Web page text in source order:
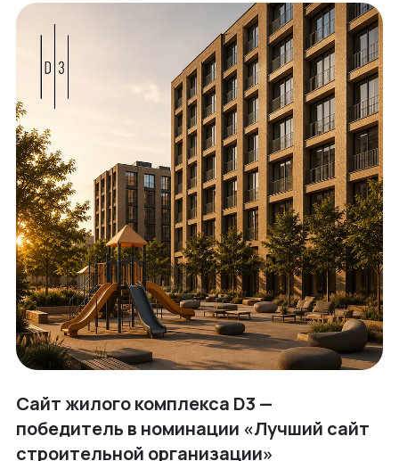
Сайт жилого комплекса D3 —
победитель в номинации «Лучший сайт
строительной организации»